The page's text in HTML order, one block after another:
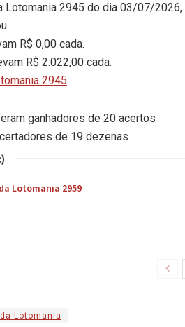
Lotomania 2945 do dia 03/07/
R$ 0,00 cada.
R$ 2.022,00 cada.
2945
ganhadores de 20 acertos
de 19 dezenas
Lotomania 2959
Lotomania